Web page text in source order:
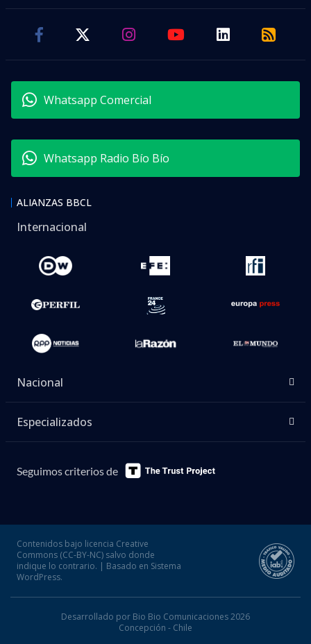
Whatsapp Comercial
Whatsapp Radio Bío Bío
ALIANZAS BBCL
Internacional
Nacional
Especializados
Seguimos criterios de
Contenidos bajo licencia Creative
Commons (CC-BY-NC) salvo donde
indique lo contrario. | Basado en Sistema
WordPress.
Desarrollado por Bio Bio Comunicaciones 2026
Concepción - Chile